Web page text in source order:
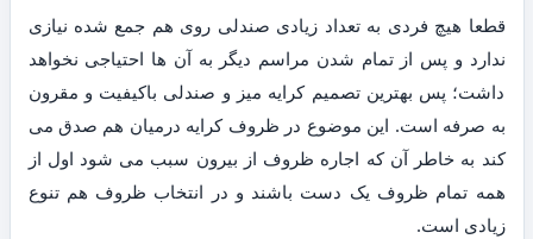
قطعا هیچ فردی به تعداد زیادی صندلی روی هم جمع شده نیازی
ندارد و پس از تمام شدن مراسم دیگر به آن ها احتیاجی نخواهد
داشت؛ پس بهترین تصمیم کرایه میز و صندلی باکیفیت و مقرون
به صرفه است. این موضوع در ظروف کرایه درمیان هم صدق می
کند به خاطر آن که اجاره ظروف از بیرون سبب می شود اول از
همه تمام ظروف یک دست باشند و در انتخاب ظروف هم تنوع
زیادی است.